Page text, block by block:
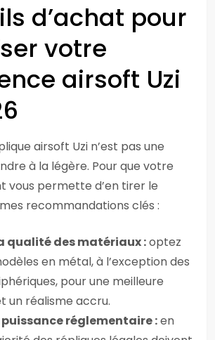
d’achat pour
votre
airsoft Uzi
airsoft Uzi n’est pas une
à la légère. Pour que votre
vous permette d’en tirer le
recommandations clés :
qualité des matériaux :optez
en métal, à l’exception des
pour une meilleure
un réalisme accru.
réglementaire :en